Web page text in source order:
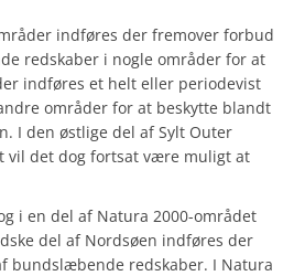
indføres der fremover forbud
redskaber i nogle områder for at
indføres et helt eller periodevist
områder for at beskytte blandt
I den østlige del af Sylt Outer
vil det dog fortsat være muligt at
i en del af Natura 2000-området
del af Nordsøen indføres der
bundslæbende redskaber. I Natura